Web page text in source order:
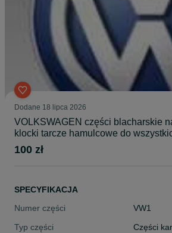
Dodane 18 lipca 2026
VOLKSWAGEN części blacharskie
klocki tarcze hamulcowe do
100 zł
SPECYFIKACJA
Numer części
VW1
Typ części
Części